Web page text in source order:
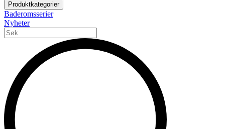
Produktkategorier
Baderomsserier
Nyheter